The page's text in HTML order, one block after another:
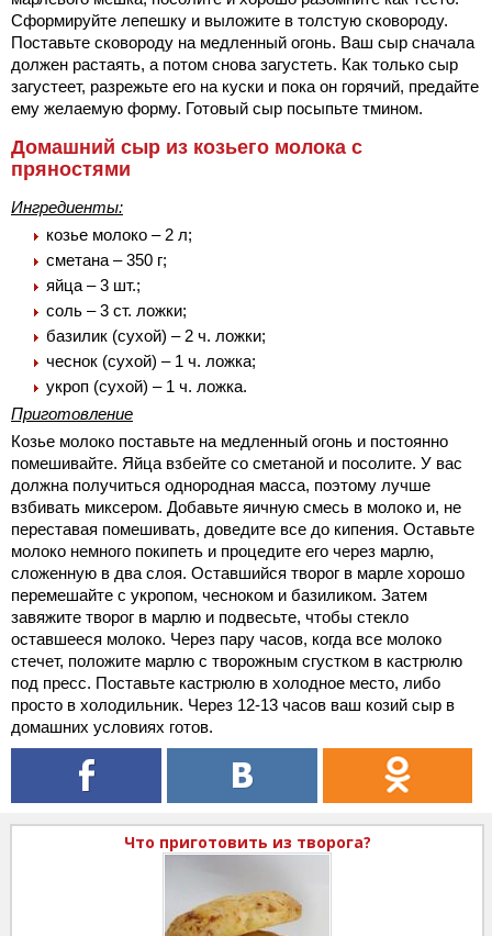
Сформируйте лепешку и выложите в толстую сковороду.
Поставьте сковороду на медленный огонь. Ваш сыр сначала
должен растаять, а потом снова загустеть. Как только сыр
загустеет, разрежьте его на куски и пока он горячий, предайте
ему желаемую форму. Готовый сыр посыпьте тмином.
Домашний сыр из козьего молока с
пряностями
Ингредиенты:
козье молоко – 2 л;
сметана – 350 г;
яйца – 3 шт.;
соль – 3 ст. ложки;
базилик (сухой) – 2 ч. ложки;
чеснок (сухой) – 1 ч. ложка;
укроп (сухой) – 1 ч. ложка.
Приготовление
Козье молоко поставьте на медленный огонь и постоянно
помешивайте. Яйца взбейте со сметаной и посолите. У вас
должна получиться однородная масса, поэтому лучше
взбивать миксером. Добавьте яичную смесь в молоко и, не
переставая помешивать, доведите все до кипения. Оставьте
молоко немного покипеть и процедите его через марлю,
сложенную в два слоя. Оставшийся творог в марле хорошо
перемешайте с укропом, чесноком и базиликом. Затем
завяжите творог в марлю и подвесьте, чтобы стекло
оставшееся молоко. Через пару часов, когда все молоко
стечет, положите марлю с творожным сгустком в кастрюлю
под пресс. Поставьте кастрюлю в холодное место, либо
просто в холодильник. Через 12-13 часов ваш козий сыр в
домашних условиях готов.
Что приготовить из творога?